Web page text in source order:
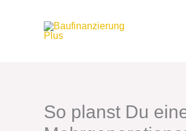
So planst Du